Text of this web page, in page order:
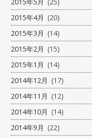
2015年4月 (20)
2015年3月 (14)
2015年2月 (15)
2015年1月 (14)
2014年12月 (17)
2014年11月 (12)
2014年10月 (14)
2014年9月 (22)